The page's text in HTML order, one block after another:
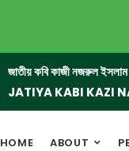
জাতীয় কবি কাজী নজরুল ইসলাম
JATIYA KABI KAZI
HOME ABOUT